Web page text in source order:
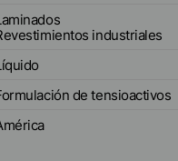
industriales
de tensioactivos